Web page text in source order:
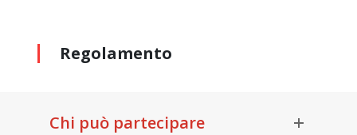
Regolamento
Chi può partecipare